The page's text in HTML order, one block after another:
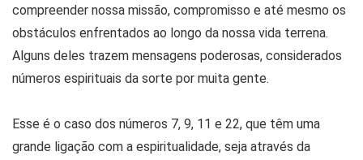
compreender nossa missão, compromisso e até mesmo os
obstáculos enfrentados ao longo da nossa vida terrena.
Alguns deles trazem mensagens poderosas, considerados
números espirituais da sorte por muita gente.
Esse é o caso dos números 7, 9, 11 e 22, que têm uma
grande ligação com a espiritualidade, seja através da